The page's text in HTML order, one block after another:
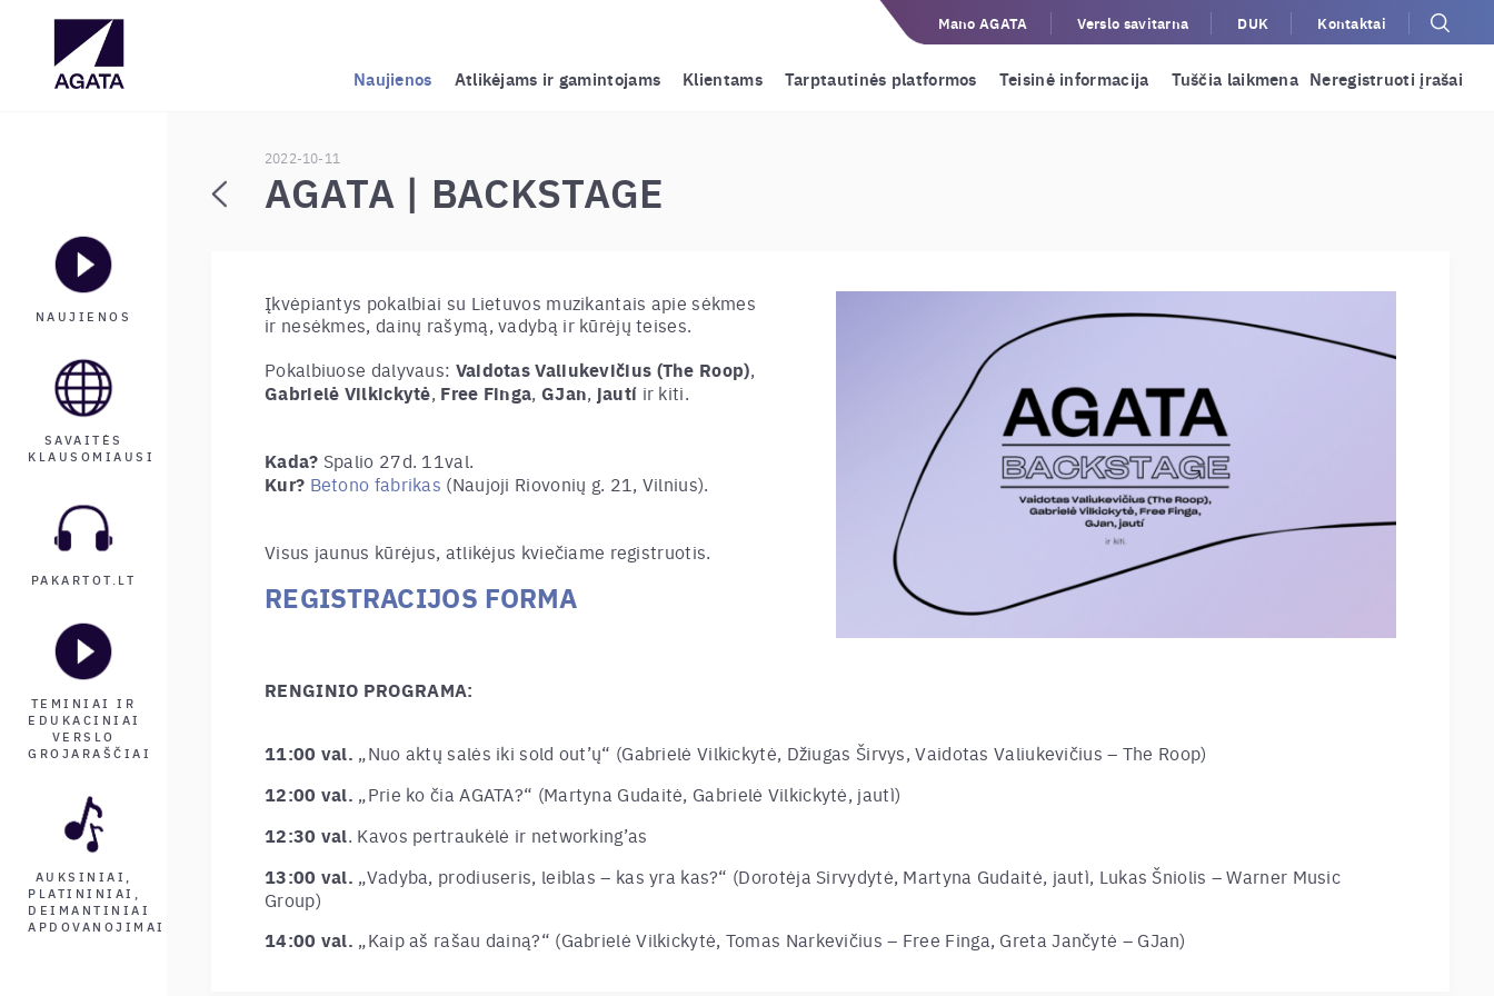
Mano AGATA Verslo savitarna DUK Kontaktai
Naujienos Atlikėjams ir gamintojams Klientams Tarptautinės platformos Teisinė informacija Tuščia laikmena Neregistruoti įrašai
NAUJIENOS
SAVAITĖS
KLAUSOMIAUSI
PAKARTOT.LT
TEMINIAI IR
EDUKACINIAI
VERSLO
GROJARAŠČIAI
AUKSINIAI,
PLATININIAI,
DEIMANTINIAI
APDOVANOJIMAI
2022-10-11
AGATA | BACKSTAGE
Įkvėpiantys pokalbiai su Lietuvos muzikantais apie sėkmes
ir nesėkmes, dainų rašymą, vadybą ir kūrėjų teises.
Pokalbiuose dalyvaus: Vaidotas Valiukevičius (The Roop),
Gabrielė Vilkickytė, Free Finga, GJan, jautí ir kiti.
Kada? Spalio 27d. 11val.
Kur? Betono fabrikas (Naujoji Riovonių g. 21, Vilnius).
Visus jaunus kūrėjus, atlikėjus kviečiame registruotis.
REGISTRACIJOS FORMA
RENGINIO PROGRAMA:
11:00 val. „Nuo aktų salės iki sold out’ų“ (Gabrielė Vilkickytė, Džiugas Širvys, Vaidotas Valiukevičius – The Roop)
12:00 val. „Prie ko čia AGATA?“ (Martyna Gudaitė, Gabrielė Vilkickytė, jautì)
12:30 val. Kavos pertraukėlė ir networking’as
13:00 val. „Vadyba, prodiuseris, leiblas – kas yra kas?“ (Dorotėja Sirvydytė, Martyna Gudaitė, jautì, Lukas Šniolis – Warner Music
Group)
14:00 val. „Kaip aš rašau dainą?“ (Gabrielė Vilkickytė, Tomas Narkevičius – Free Finga, Greta Jančytė – GJan)